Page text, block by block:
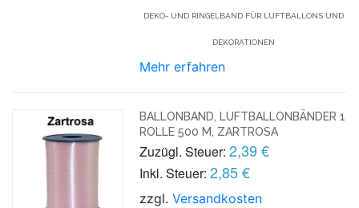
DEKO- UND RINGELBAND FÜR LUFTBALLONS UND
DEKORATIONEN
Mehr erfahren
BALLONBAND, LUFTBALLONBÄNDER 1
ROLLE 500 M, ZARTROSA
Zuzügl. Steuer: 2,39 €
Inkl. Steuer: 2,85 €
zzgl.Versandkosten